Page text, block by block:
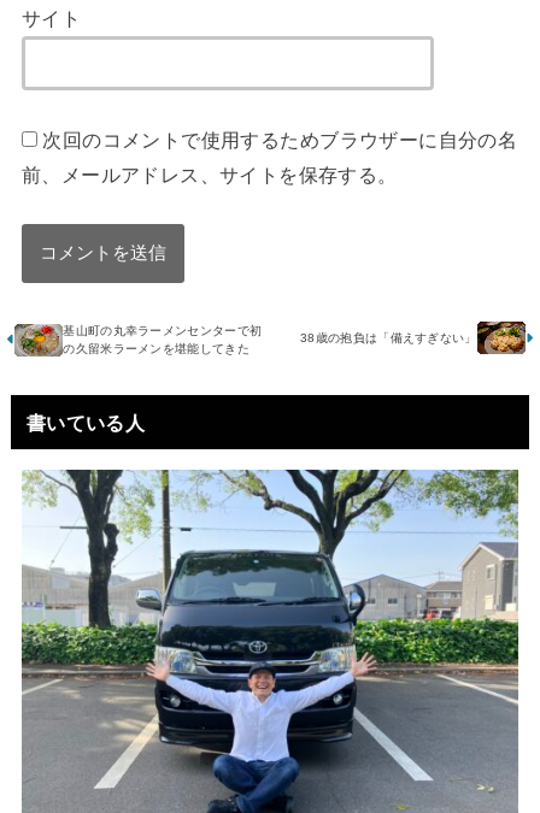
サイト
次回のコメントで使用するためブラウザーに自分の名
前、メールアドレス、サイトを保存する。
38歳の抱負は「備えすぎない」
基山町の丸幸ラーメンセンターで初
の久留米ラーメンを堪能してきた
書いている人